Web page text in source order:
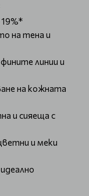
на тена и
линии и
на кожната
и сияеща с
и меки